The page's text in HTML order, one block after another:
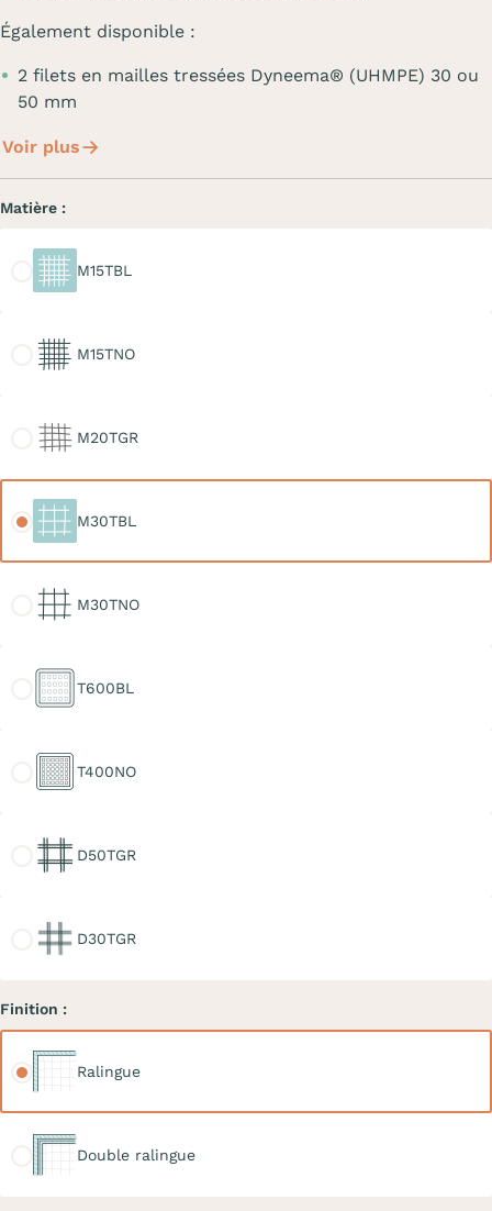
Également disponible :
2 filets en mailles tressées Dyneema® (UHMPE) 30 ou
50 mm
Voir plus
Matière :
M15TBL
M15TNO
M20TGR
M30TBL
M30TNO
T600BL
T400NO
D50TGR
D30TGR
Finition :
Ralingue
Double ralingue